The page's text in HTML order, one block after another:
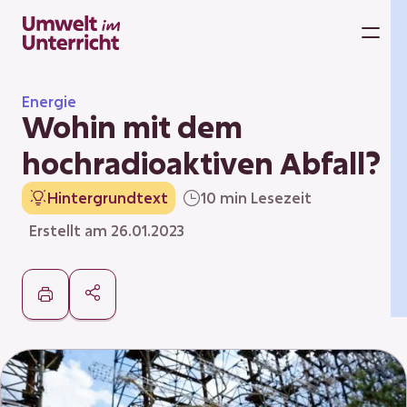
Inhalt
springen
Energie
Wohin mit dem
hochradioaktiven Abfall?
Hintergrundtext
10 min Lesezeit
Erstellt am 26.01.2023